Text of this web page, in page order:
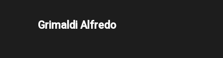
Grimaldi Alfredo